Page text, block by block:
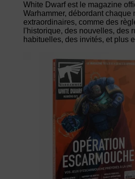
White Dwarf est le magazine
Warhammer, débordant chaque
extraordinaires, comme des
l'historique, des nouvelles, des
habituelles, des invités, et plus